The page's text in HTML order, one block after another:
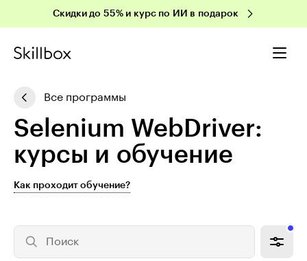
Скидки до 55% и курс по ИИ в подарок
Все программы
Selenium WebDriver:
курсы и обучение
Как проходит обучение?
Поиск